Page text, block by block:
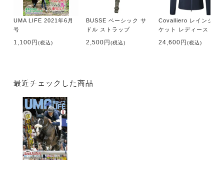
・千本木倫子のイギリスからNeigh Neigh聞いて 春
乗馬を楽しむ
・自由を満喫する大草原外乗（モンゴル）
・困った馬の取扱説明書 迷馬のトリセツ 菊澤大助
感度は360° 人＆馬ナビゲーション
・第51回「ばんえい記念」観戦記
・そうだ、ばんばに会いに行こう ばんえい牧場十勝
・日本初のシミュレーター乗馬倶楽部が東京・銀座に
UMA LIFE 2021年6月
号
1,100円(税込)
BUSSE ベーシック サ
ドル ストラップ
2,500円(税込)
Covalliero レインジャ
ケット レディース
24,600円(税込)
最近チェックした商品